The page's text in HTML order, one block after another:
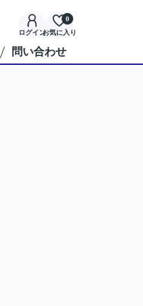
ログインお気に入り
0
問い合わせ